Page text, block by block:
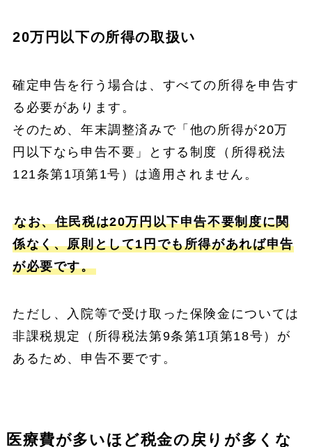
20万円以下の所得の取扱い
確定申告を行う場合は、すべての所得を申告す
る必要があります。
そのため、年末調整済みで「他の所得が20万
円以下なら申告不要」とする制度（所得税法
121条第1項第1号）は適用されません。
なお、住民税は20万円以下申告不要制度に関
係なく、原則として1円でも所得があれば申告
が必要です。
ただし、入院等で受け取った保険金については
非課税規定（所得税法第9条第1項第18号）が
あるため、申告不要です。
医療費が多いほど税金の戻りが多くな